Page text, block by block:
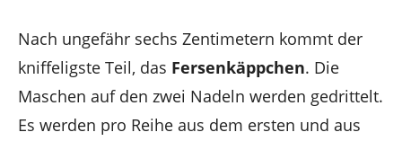
Nach ungefähr sechs Zentimetern kommt der
kniffeligste Teil, das Fersenkäppchen. Die
Maschen auf den zwei Nadeln werden gedrittelt.
Es werden pro Reihe aus dem ersten und aus